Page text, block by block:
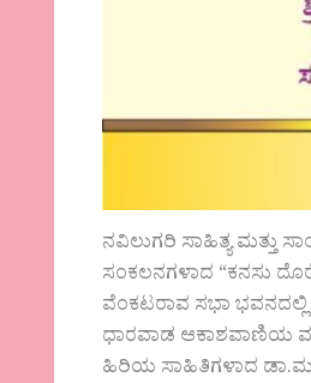
ನವಿಲುಗರಿ ಸಾಹಿತ್ಯ ಮತ್ತು
ಸಂಕಲನಗಳಾದ “ಕನಸು
ವೆಂಕಟರಾವ ಸಭಾ
ಧಾರವಾಡ ಆಕಾಶವಾಣಿಯ
ಹಿರಿಯ ಸಾಹಿತಿಗಳಾದ